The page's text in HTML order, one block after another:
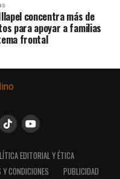
concentra más de
para apoyar a familias
frontal
EDITORIAL Y ÉTICA
Y CONDICIONES
PUBLICIDAD